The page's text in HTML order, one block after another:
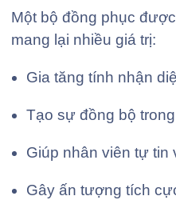
Một bộ đồng phục
mang lại nhiều giá trị:
Gia tăng tính nhận
Tạo sự đồng bộ
Giúp nhân viên tự tin
Gây ấn tượng tích